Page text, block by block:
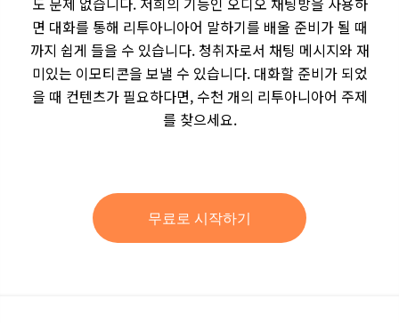
면 대화를 통해 리투아니아어 말하기를 배울 준비가 될 때
까지 쉽게 들을 수 있습니다. 청취자로서 채팅 메시지와 재
미있는 이모티콘을 보낼 수 있습니다. 대화할 준비가 되었
을 때 컨텐츠가 필요하다면, 수천 개의 리투아니아어 주제
를 찾으세요.
무료로 시작하기